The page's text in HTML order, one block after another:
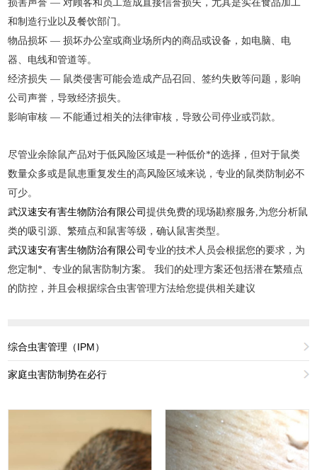
损害声誉 — 对顾客和员工造成直接信誉损失，尤其是实在食品加工
和制造行业以及餐饮部门。
物品损坏 — 损坏办公室或商业场所内的商品或设备，如电脑、电
器、电线和管道等。
经济损失 — 鼠类侵害可能会造成产品召回、签约失败等问题，影响
公司声誉，导致经济损失。
影响审核 — 不能通过相关的法律审核，导致公司停业或罚款。
尽管业余除鼠产品对于低风险区域是一种低价*的选择，但对于鼠类
数量众多或是鼠患重复发生的高风险区域来说，专业的鼠类防制必不
可少。
武汉速安有害生物防治有限公司提供免费的现场勘察服务,为您分析鼠
类的吸引源、繁殖点和鼠害等级，确认鼠害类型。
武汉速安有害生物防治有限公司专业的技术人员会根据您的要求，为
您定制*、专业的鼠害防制方案。 我们的处理方案还包括潜在繁殖点
的防控，并且会根据综合虫害管理方法给您提供相关建议
综合虫害管理（IPM）
家庭虫害防制势在必行